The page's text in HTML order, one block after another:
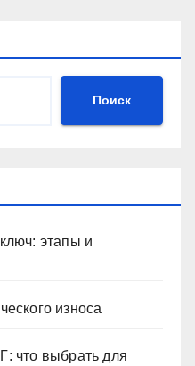
Поиск
этапы и
износа
что выбрать для